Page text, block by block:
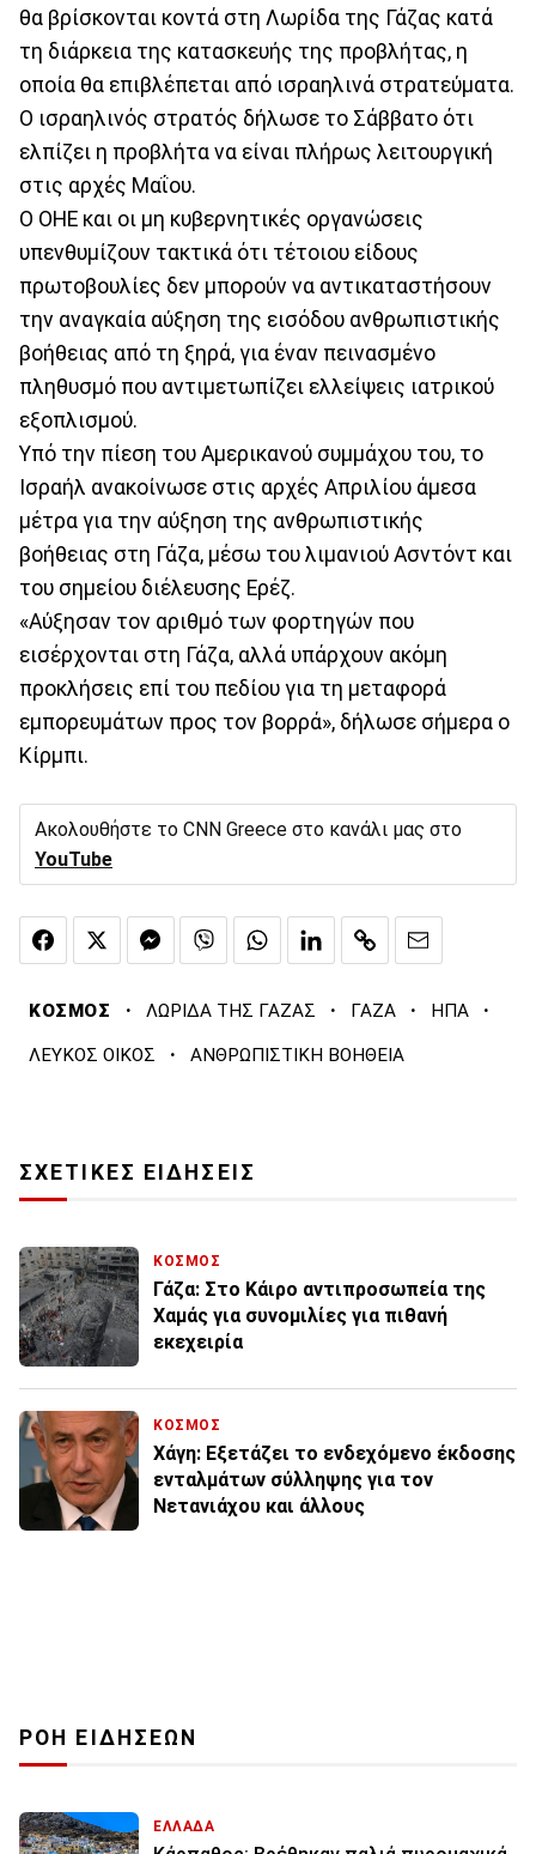
θα βρίσκονται κοντά στη Λωρίδα της Γάζας κατά
τη διάρκεια της κατασκευής της προβλήτας, η
οποία θα επιβλέπεται από ισραηλινά στρατεύματα.
Ο ισραηλινός στρατός δήλωσε το Σάββατο ότι
ελπίζει η προβλήτα να είναι πλήρως λειτουργική
στις αρχές Μαΐου.
Ο ΟΗΕ και οι μη κυβερνητικές οργανώσεις
υπενθυμίζουν τακτικά ότι τέτοιου είδους
πρωτοβουλίες δεν μπορούν να αντικαταστήσουν
την αναγκαία αύξηση της εισόδου ανθρωπιστικής
βοήθειας από τη ξηρά, για έναν πεινασμένο
πληθυσμό που αντιμετωπίζει ελλείψεις ιατρικού
εξοπλισμού.
Υπό την πίεση του Αμερικανού συμμάχου του, το
Ισραήλ ανακοίνωσε στις αρχές Απριλίου άμεσα
μέτρα για την αύξηση της ανθρωπιστικής
βοήθειας στη Γάζα, μέσω του λιμανιού Ασντόντ και
του σημείου διέλευσης Ερέζ.
«Αύξησαν τον αριθμό των φορτηγών που
εισέρχονται στη Γάζα, αλλά υπάρχουν ακόμη
προκλήσεις επί του πεδίου για τη μεταφορά
εμπορευμάτων προς τον βορρά», δήλωσε σήμερα ο
Κίρμπι.
Ακολουθήστε το CNN Greece στο κανάλι μας στο
YouTube
ΚΟΣΜΟΣ · ΛΩΡΙΔΑ ΤΗΣ ΓΑΖΑΣ · ΓΑΖΑ · ΗΠΑ ·
ΛΕΥΚΟΣ ΟΙΚΟΣ · ΑΝΘΡΩΠΙΣΤΙΚΗ ΒΟΗΘΕΙΑ
ΣΧΕΤΙΚΕΣ ΕΙΔΗΣΕΙΣ
ΚΟΣΜΟΣ
Γάζα: Στο Κάιρο αντιπροσωπεία της
Χαμάς για συνομιλίες για πιθανή
εκεχειρία
ΚΟΣΜΟΣ
Χάγη: Εξετάζει το ενδεχόμενο έκδοσης
ενταλμάτων σύλληψης για τον
Νετανιάχου και άλλους
ΡΟΗ ΕΙΔΗΣΕΩΝ
ΕΛΛΑΔΑ